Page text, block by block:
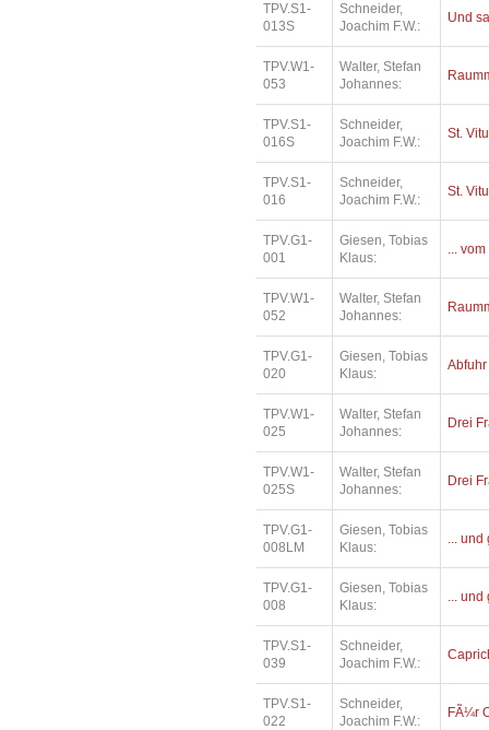
TPV.S1-
013S
Schneider,
Joachim F.W.:
Und
TPV.W1-
053
Walter, Stefan
Johannes:
TPV.S1-
016S
Schneider,
Joachim F.W.:
St.
TPV.S1-
016
Schneider,
Joachim F.W.:
St.
TPV.G1-
001
Giesen, Tobias
Klaus:
...
TPV.W1-
052
Walter, Stefan
Johannes:
TPV.G1-
020
Giesen, Tobias
Klaus:
Abfuhr
TPV.W1-
025
Walter, Stefan
Johannes:
Drei
TPV.W1-
025S
Walter, Stefan
Johannes:
Drei
TPV.G1-
008LM
Giesen, Tobias
Klaus:
...
TPV.G1-
008
Giesen, Tobias
Klaus:
...
TPV.S1-
039
Schneider,
Joachim F.W.:
TPV.S1-
022
Schneider,
Joachim F.W.:
FÃ¼r